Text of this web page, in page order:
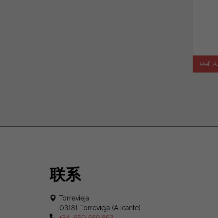
Ref.
联系
Torrevieja
03181 Torrevieja (Alicante)